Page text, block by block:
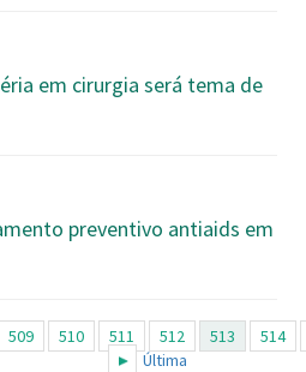
em cirurgia será tema de
preventivo antiaids em
509 510 511 512 513
514
Última